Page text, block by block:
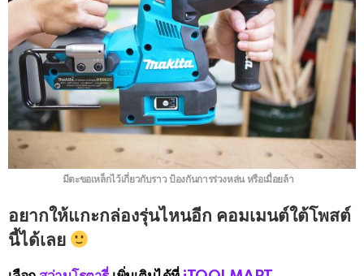
มีตะขอเหล็กไว้เกี่ยวกับราว ป้องกันการร่วงหล่น หรือเมื่อยล้า
อยากให้แกะกล่องรุ่นไหนอีก คอมเมนต์ใต้โพสต์
นี้ได้เลย